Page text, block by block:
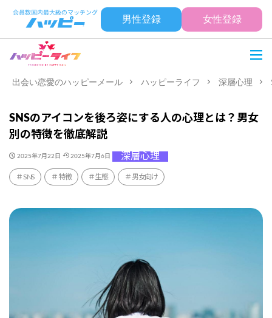
男性登録 女性登録
出会い恋愛のハッピーメール ハッピーライフ 深層心理
SNSのアイコンを後ろ姿にする人の心理とは？男女
別の特徴を徹底解説
2025年7月22日 2025年7月6日 深層心理
SNS 特徴 生態 男女向け